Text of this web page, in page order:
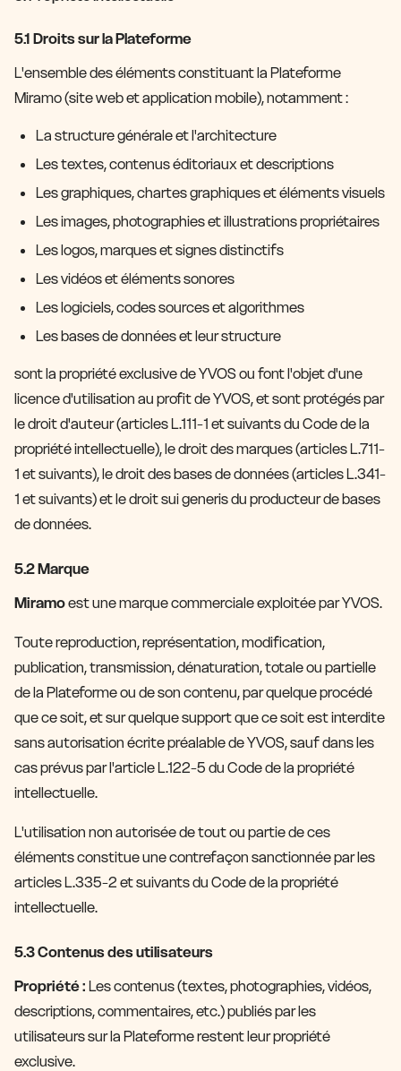
5.1 Droits sur la Plateforme
L'ensemble des éléments constituant la Plateforme
Miramo (site web et application mobile), notamment :
La structure générale et l'architecture
Les textes, contenus éditoriaux et descriptions
Les graphiques, chartes graphiques et éléments visuels
Les images, photographies et illustrations propriétaires
Les logos, marques et signes distinctifs
Les vidéos et éléments sonores
Les logiciels, codes sources et algorithmes
Les bases de données et leur structure
sont la propriété exclusive de YVOS ou font l'objet d'une
licence d'utilisation au profit de YVOS, et sont protégés par
le droit d'auteur (articles L.111-1 et suivants du Code de la
propriété intellectuelle), le droit des marques (articles L.711-
1 et suivants), le droit des bases de données (articles L.341-
1 et suivants) et le droit sui generis du producteur de bases
de données.
5.2 Marque
Miramoest une marque commerciale exploitée par YVOS.
Toute reproduction, représentation, modification,
publication, transmission, dénaturation, totale ou partielle
de la Plateforme ou de son contenu, par quelque procédé
que ce soit, et sur quelque support que ce soit est interdite
sans autorisation écrite préalable de YVOS, sauf dans les
cas prévus par l'article L.122-5 du Code de la propriété
intellectuelle.
L'utilisation non autorisée de tout ou partie de ces
éléments constitue une contrefaçon sanctionnée par les
articles L.335-2 et suivants du Code de la propriété
intellectuelle.
5.3 Contenus des utilisateurs
Propriété : Les contenus (textes, photographies, vidéos,
descriptions, commentaires, etc.) publiés par les
utilisateurs sur la Plateforme restent leur propriété
exclusive.